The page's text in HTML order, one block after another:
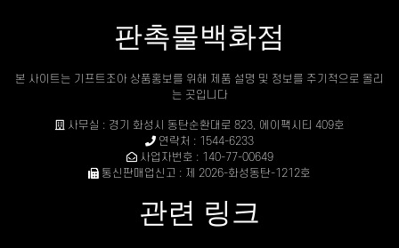
판촉물백화점
본 사이트는 기프트조아 상품홍보를 위해 제품 설명 및 정보를 주기적으로 올리
는 곳입니다
사무실 : 경기 화성시 동탄순환대로 823, 에이팩시티 409호
연락처 : 1544-6233
사업자번호 : 140-77-00649
통신판매업신고 : 제 2026-화성동탄-1212호
관련 링크